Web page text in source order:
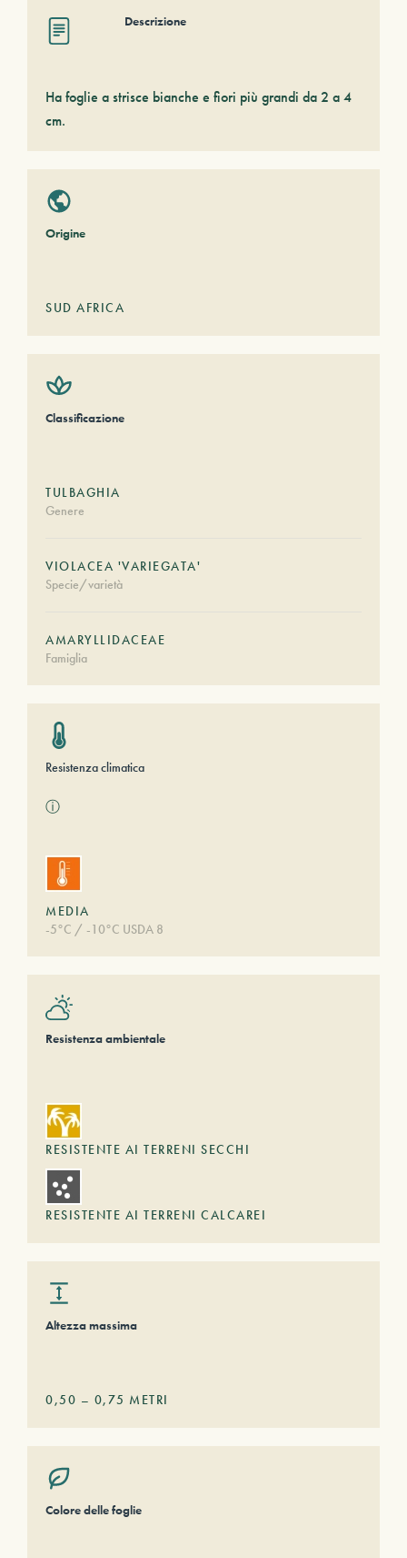
Descrizione
Ha foglie a strisce bianche e fiori più grandi da 2 a 4
cm.
Origine
SUD AFRICA
Classificazione
TULBAGHIA
Genere
VIOLACEA 'VARIEGATA'
Specie/varietà
AMARYLLIDACEAE
Famiglia
Resistenza climatica
ⓘ
MEDIA
-5°C / -10°C USDA 8
Resistenza ambientale
RESISTENTE AI TERRENI SECCHI
RESISTENTE AI TERRENI CALCAREI
Altezza massima
0,50 – 0,75 METRI
Colore delle foglie